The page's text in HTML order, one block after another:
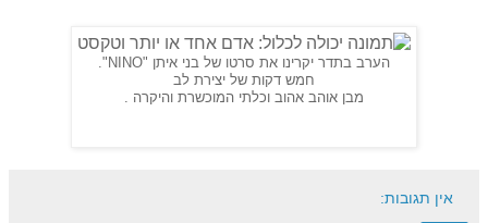
הערב בתדר יקרינו את סרטו של בני איתן "NINO".
חמש דקות של יצירת לב
מבן אוהב אהוב וכלתי המוכשרת והיקרה .
אין תגובות: